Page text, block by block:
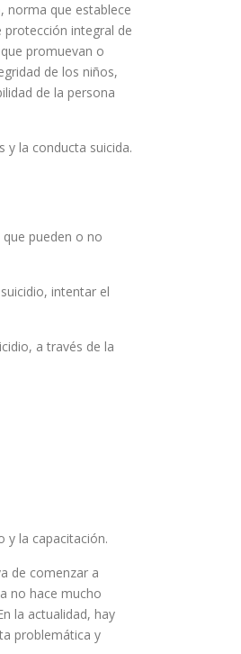
norma que establece
protección integral de
promuevan o
de los niños,
de la persona
la conducta suicida.
pueden o no
intentar el
a través de la
y la capacitación.
de comenzar a
no hace mucho
la actualidad, hay
problemática y